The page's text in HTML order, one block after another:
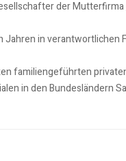
der
Jahren in
familiengeführten
in den Bundesländern